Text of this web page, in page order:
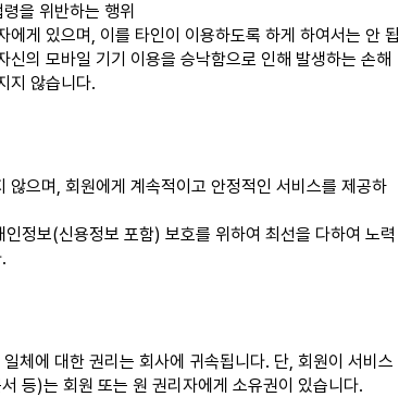
을 위반하는 행위
게 있으며, 이를 타인이 이용하도록 하게 하여서는 안 됩
의 모바일 기기 이용을 승낙함으로 인해 발생하는 손해
지 않습니다.
으며, 회원에게 계속적이고 안정적인 서비스를 제공하
정보(신용정보 포함) 보호를 위하여 최선을 다하여 노력
체에 대한 권리는 회사에 귀속됩니다. 단, 회원이 서비스
등)는 회원 또는 원 권리자에게 소유권이 있습니다.